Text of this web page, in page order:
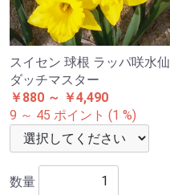
スイセン 球根 ラッパ咲水仙
ダッチマスター
￥880 ～ ￥4,490
9 ～ 45 ポイント (1 %)
数量